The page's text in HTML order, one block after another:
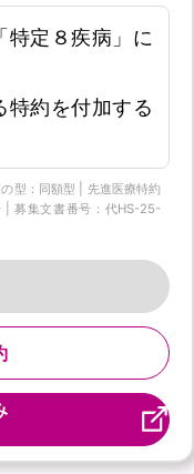
特定８疾病」に
特約を付加する
型：同額型 | 先進医療特約
| 募集文書番号：代HS-25-